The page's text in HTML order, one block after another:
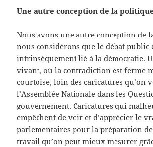
Une autre conception de la politique
Nous avons une autre conception de
nous considérons que le débat public
intrinsèquement lié à la démocratie.
vivant, où la contradiction est ferme
courtoise, loin des caricatures qu’on
l’Assemblée Nationale dans les
gouvernement. Caricatures qui
empêchent de voir et d’apprécier le
parlementaires pour la préparation
travail qu’on peut mieux mesurer